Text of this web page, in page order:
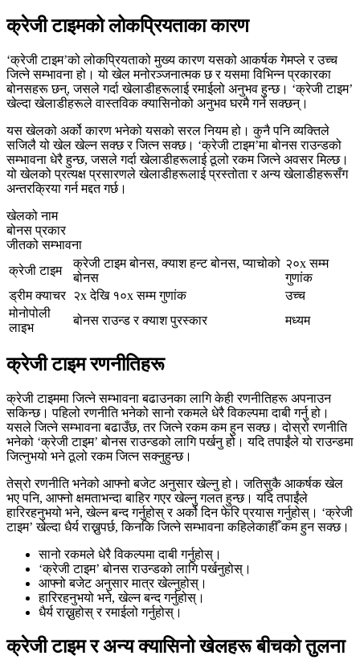
क्रेजी टाइमको लोकप्रियताका कारण
‘क्रेजी टाइम’को लोकप्रियताको मुख्य कारण यसको आकर्षक गेमप्ले र उच्च
जित्ने सम्भावना हो। यो खेल मनोरञ्जनात्मक छ र यसमा विभिन्न प्रकारका
बोनसहरू छन्, जसले गर्दा खेलाडीहरूलाई रमाईलो अनुभव हुन्छ। ‘क्रेजी टाइम’
खेल्दा खेलाडीहरूले वास्तविक क्यासिनोको अनुभव घरमै गर्न सक्छन्।
यस खेलको अर्को कारण भनेको यसको सरल नियम हो। कुनै पनि व्यक्तिले
सजिलै यो खेल खेल्न सक्छ र जित्न सक्छ। ‘क्रेजी टाइम’मा बोनस राउन्डको
सम्भावना धेरै हुन्छ, जसले गर्दा खेलाडीहरूलाई ठूलो रकम जित्ने अवसर मिल्छ।
यो खेलको प्रत्यक्ष प्रसारणले खेलाडीहरूलाई प्रस्तोता र अन्य खेलाडीहरूसँग
अन्तरक्रिया गर्न मद्दत गर्छ।
खेलको नाम
बोनस प्रकार
जीतको सम्भावना
क्रेजी टाइम
क्रेजी टाइम बोनस, क्याश हन्ट बोनस, प्याचोको
बोनस
२०x सम्म
गुणांक
ड्रीम क्याचर २x देखि १०x सम्म गुणांक
उच्च
मोनोपोली
लाइभ
बोनस राउन्ड र क्याश पुरस्कार मध्यम
क्रेजी टाइम रणनीतिहरू
क्रेजी टाइममा जित्ने सम्भावना बढाउनका लागि केही रणनीतिहरू अपनाउन
सकिन्छ। पहिलो रणनीति भनेको सानो रकमले धेरै विकल्पमा दाबी गर्नु हो।
यसले जित्ने सम्भावना बढाउँछ, तर जित्ने रकम कम हुन सक्छ। दोस्रो रणनीति
भनेको ‘क्रेजी टाइम’ बोनस राउन्डको लागि पर्खनु हो। यदि तपाईंले यो राउन्डमा
जित्नुभयो भने ठूलो रकम जित्न सक्नुहुन्छ।
तेस्रो रणनीति भनेको आफ्नो बजेट अनुसार खेल्नु हो। जतिसुकै आकर्षक खेल
भए पनि, आफ्नो क्षमताभन्दा बाहिर गएर खेल्नु गलत हुन्छ। यदि तपाईंले
हारिरहनुभयो भने, खेल्न बन्द गर्नुहोस् र अर्को दिन फेरि प्रयास गर्नुहोस्। ‘क्रेजी
टाइम’ खेल्दा धैर्य राख्नुपर्छ, किनकि जित्ने सम्भावना कहिलेकाहीँ कम हुन सक्छ।
सानो रकमले धेरै विकल्पमा दाबी गर्नुहोस्।
‘क्रेजी टाइम’ बोनस राउन्डको लागि पर्खनुहोस्।
आफ्नो बजेट अनुसार मात्र खेल्नुहोस्।
हारिरहनुभयो भने, खेल्न बन्द गर्नुहोस्।
धैर्य राख्नुहोस् र रमाईलो गर्नुहोस्।
क्रेजी टाइम र अन्य क्यासिनो खेलहरू बीचको तुलना